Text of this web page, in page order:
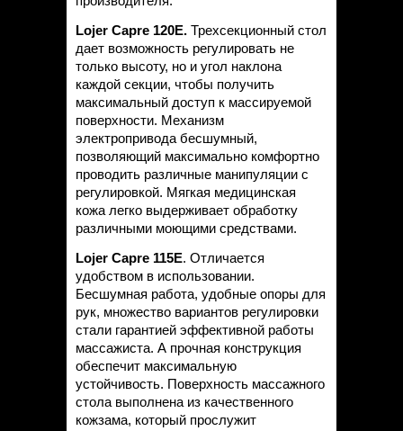
Lojer Capre 120E. Трехсекционный стол
дает возможность регулировать не
только высоту, но и угол наклона
каждой секции, чтобы получить
максимальный доступ к массируемой
поверхности. Механизм
электропривода бесшумный,
позволяющий максимально комфортно
проводить различные манипуляции с
регулировкой. Мягкая медицинская
кожа легко выдерживает обработку
различными моющими средствами.
Lojer Capre 115E. Отличается
удобством в использовании.
Бесшумная работа, удобные опоры для
рук, множество вариантов регулировки
стали гарантией эффективной работы
массажиста. А прочная конструкция
обеспечит максимальную
устойчивость. Поверхность массажного
стола выполнена из качественного
кожзама, который прослужит